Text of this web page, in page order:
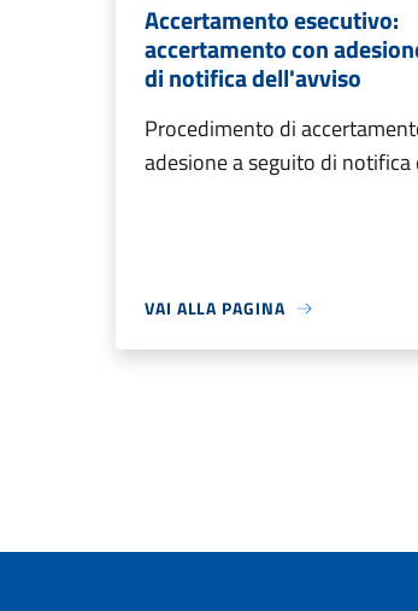
Accertamento esecutivo:
accertamento con
di notifica dell'avviso
Procedimento di
adesione a seguito di
VAI ALLA PAGINA